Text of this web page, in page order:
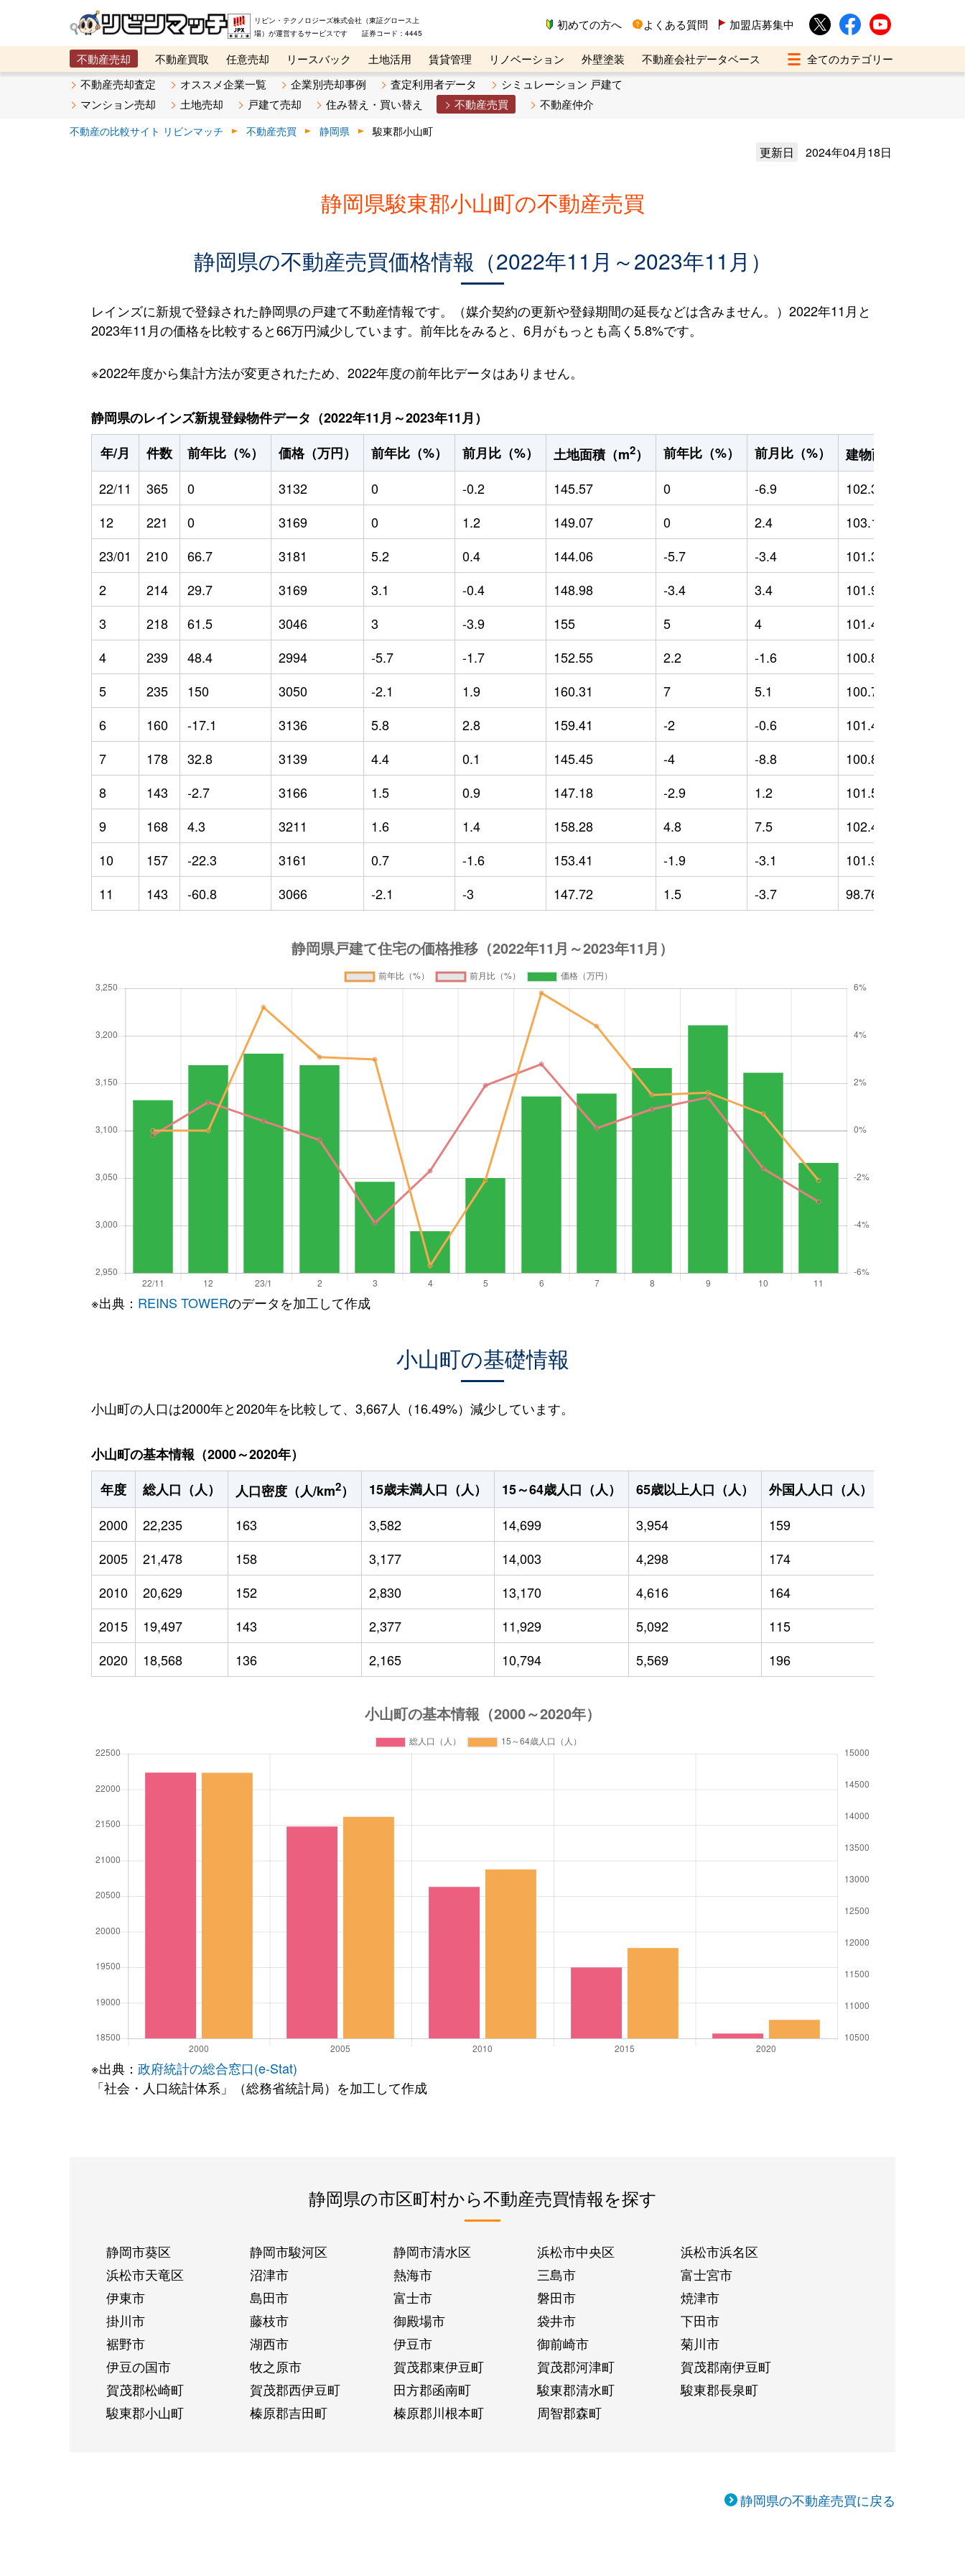
リビン・テクノロジーズ株式会社（東証グロース上
場）が運営するサービスです 証券コード：4445
初めての方へ よくある質問 加盟店募集中
不動産売却 不動産買取 任意売却 リースバック 土地活用 賃貸管理 リノベーション 外壁塗装
不動産会社データベース
メタ住宅展示場
ベスト不動産カンパニー オンライン講座 リビンマガジンBiz 不動産売却ご相談デスク
不動産売却査定 オススメ企業一覧 企業別売却事例 査定利用者データ
シミュレーション 戸建て
マンション売却
土地売却 戸建て売却 住み替え・買い替え 不動産売買 不動産仲介
不動産の比較サイト リビンマッチ 不動産売買 静岡県 駿東郡小山町
更新日 2024年04月18日
静岡県駿東郡小山町の不動産売買
静岡県の不動産売買価格情報（2022年11月～2023年11月）
レインズに新規で登録された静岡県の戸建て不動産情報です。（媒介契約の更新や登録期間の延長などは含みません。）2022年11月と
2023年11月の価格を比較すると66万円減少しています。前年比をみると、6月がもっとも高く5.8%です。
※2022年度から集計方法が変更されたため、2022年度の前年比データはありません。
静岡県のレインズ新規登録物件データ（2022年11月～2023年11月）
年/月
件数 前年比（%） 価格（万円） 前年比（%） 前月比（%） 土地面積（m2） 前年比（%） 前月比（%） 建物面積（m
22/11
365 0 3132 0 -0.2 145.57 0 -6.9 102.32
12
221 0 3169 0 1.2 149.07 0 2.4 103.17
23/01
210 66.7 3181 5.2 0.4 144.06 -5.7 -3.4 101.36
2
214 29.7 3169 3.1 -0.4 148.98 -3.4 3.4 101.93
3
218 61.5 3046 3 -3.9 155 5 4 101.43
4
239 48.4 2994 -5.7 -1.7 152.55 2.2 -1.6 100.84
5
235 150 3050 -2.1 1.9 160.31 7 5.1 100.7
6
160 -17.1 3136 5.8 2.8 159.41 -2 -0.6 101.48
7
178 32.8 3139 4.4 0.1 145.45 -4 -8.8 100.82
8
143 -2.7 3166 1.5 0.9 147.18 -2.9 1.2 101.52
9
168 4.3 3211 1.6 1.4 158.28 4.8 7.5 102.44
10
157 -22.3 3161 0.7 -1.6 153.41 -1.9 -3.1 101.95
11
143 -60.8 3066 -2.1 -3 147.72 1.5 -3.7 98.76
※出典： REINS TOWERのデータを加工して作成
小山町の基礎情報
小山町の人口は2000年と2020年を比較して、3,667人（16.49%）減少しています。
小山町の基本情報（2000～2020年）
年度
総人口（人） 人口密度（人/km2） 15歳未満人口（人） 15～64歳人口（人） 65歳以上人口（人） 外国人人口（人）
2000
22,235 163 3,582 14,699 3,954 159
2005
21,478 158 3,177 14,003 4,298 174
2010
20,629 152 2,830 13,170 4,616 164
2015
19,497 143 2,377 11,929 5,092 115
2020
18,568 136 2,165 10,794 5,569 196
※出典： 政府統計の総合窓口(e-Stat)
「社会・人口統計体系」（総務省統計局）を加工して作成
静岡県の市区町村から不動産売買情報を探す
静岡市葵区 静岡市駿河区 静岡市清水区 浜松市中央区
浜松市浜名区
浜松市天竜区
沼津市 熱海市 三島市
富士宮市
伊東市
島田市 富士市 磐田市
焼津市
掛川市
藤枝市 御殿場市 袋井市
下田市
裾野市
湖西市 伊豆市 御前崎市
菊川市
伊豆の国市
牧之原市 賀茂郡東伊豆町 賀茂郡河津町
賀茂郡南伊豆町
賀茂郡松崎町
賀茂郡西伊豆町 田方郡函南町 駿東郡清水町
駿東郡長泉町
駿東郡小山町
榛原郡吉田町 榛原郡川根本町 周智郡森町
静岡県の不動産売買に戻る